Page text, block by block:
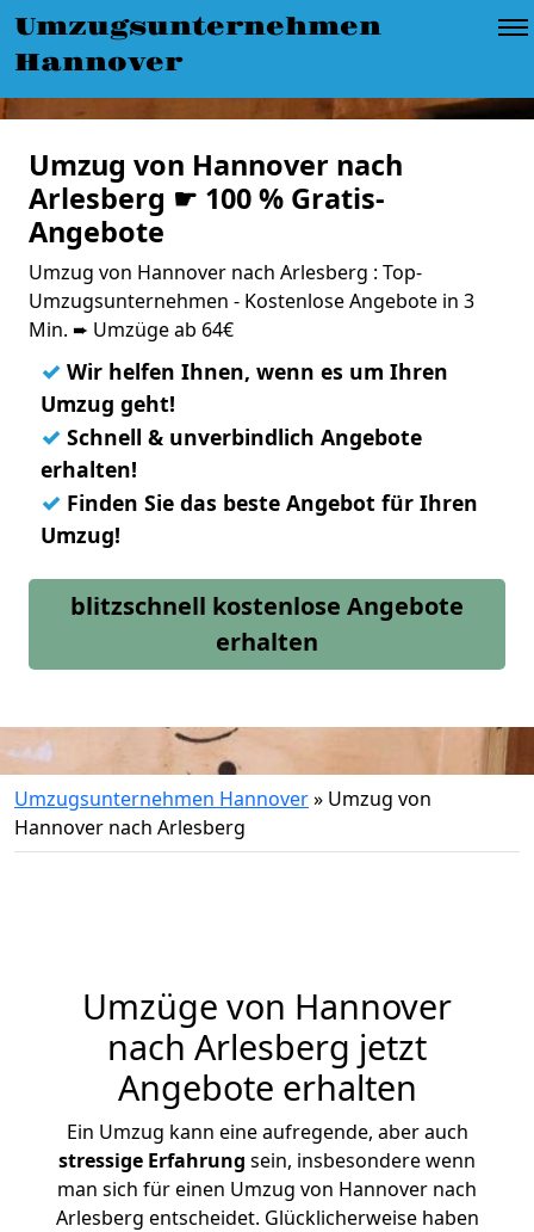
Umzugsunternehmen
Hannover
Umzug von Hannover nach
Arlesberg ☛ 100 % Gratis-
Angebote
Umzug von Hannover nach Arlesberg : Top-
Umzugsunternehmen - Kostenlose Angebote in 3
Min. ➨ Umzüge ab 64€
✓ Wir helfen Ihnen, wenn es um Ihren
Umzug geht!
✓ Schnell & unverbindlich Angebote
erhalten!
✓ Finden Sie das beste Angebot für Ihren
Umzug!
blitzschnell kostenlose Angebote
erhalten
Umzugsunternehmen Hannover» Umzug von
Hannover nach Arlesberg
Umzüge von Hannover
nach Arlesberg jetzt
Angebote erhalten
Ein Umzug kann eine aufregende, aber auch
stressige Erfahrung sein, insbesondere wenn
man sich für einen Umzug von Hannover nach
Arlesberg entscheidet. Glücklicherweise haben